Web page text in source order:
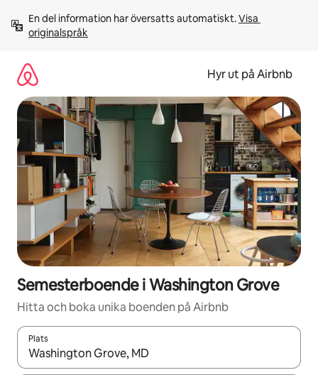
innehåll
En del information har översatts automatiskt. Visa
originalspråk
Hyr ut på Airbnb
Semesterboende i Washington Grove
Hitta och boka unika boenden på Airbnb
Plats
När resultaten är tillgängliga kan du navigera med upp- och